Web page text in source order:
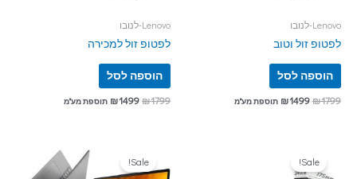
Lenovo-לנובו
לפטופ זול וטוב
הוספה לסל
₪1799
₪1499 תוספת מע"מ
Lenovo-לנובו
לפטופ זול למכירה
הוספה לסל
₪1799
₪1499 תוספת מע"מ
Sale!
Sale!